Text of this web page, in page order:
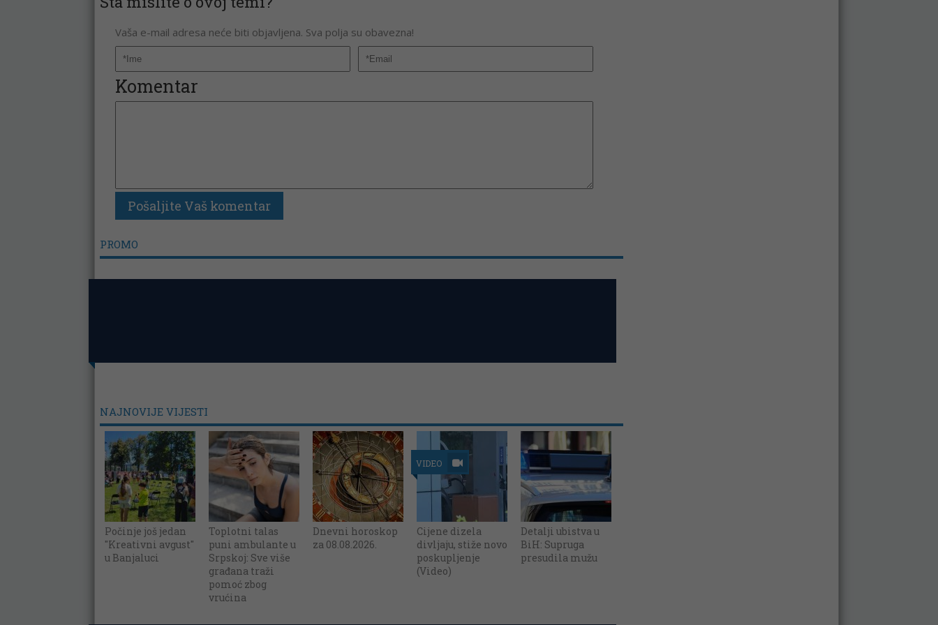
Vaša e-mail adresa neće biti objavljena. Sva polja su obavezna!
Komentar
PROMO
NAJNOVIJE VIJESTI
Počinje još jedan
"Kreativni avgust"
u Banjaluci
Toplotni talas
puni ambulante u
Srpskoj: Sve više
građana traži
pomoć zbog
vrućina
Dnevni horoskop
za 08.08.2026.
VIDEO
Cijene dizela
divljaju, stiže novo
poskupljenje
(Video)
Detalji ubistva u
BiH: Supruga
presudila mužu